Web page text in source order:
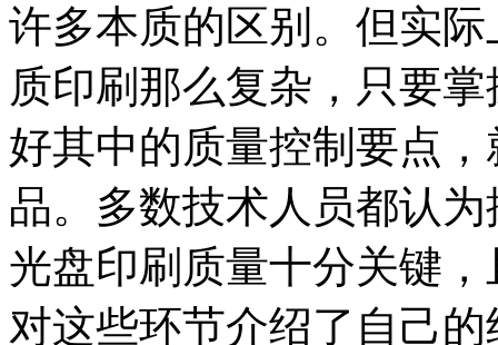
许多本质的区别。但实
质印刷那么复杂，只要掌
好其中的质量控制要点
品。多数技术人员都认
光盘印刷质量十分关键，
对这些环节介绍了自己